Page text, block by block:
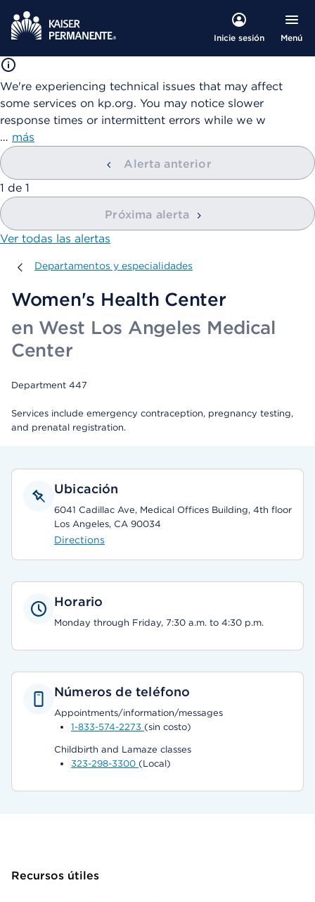
Inicie sesión Menú
We're experiencing technical issues that may affect
some services on kp.org. You may notice slower
response times or intermittent errors while we w
… más
Alerta anterior
mostrando
1 de 1
Próxima alerta
Ver todas las alertas
Departamentos y especialidades
Departamentos y especialidades
Women's Health Center
en West Los Angeles Medical
Center
Department 447
Services include emergency contraception, pregnancy testing,
and prenatal registration.
Ubicación
6041 Cadillac Ave, Medical Offices Building, 4th floor
Los Angeles, CA 90034
Directions
Horario
Monday through Friday, 7:30 a.m. to 4:30 p.m.
Números de teléfono
Appointments/information/messages
1-833-574-2273 (sin costo)
Childbirth and Lamaze classes
323-298-3300 (Local)
Recursos útiles